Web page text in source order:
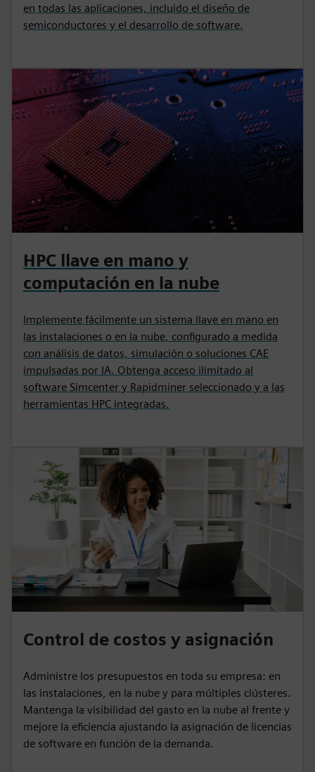
en todas las aplicaciones, incluido el diseño de
semiconductores y el desarrollo de software.
HPC llave en mano y
computación en la nube
Implemente fácilmente un sistema llave en mano en
las instalaciones o en la nube, configurado a medida
con análisis de datos, simulación o soluciones CAE
impulsadas por IA. Obtenga acceso ilimitado al
software Simcenter y Rapidminer seleccionado y a las
herramientas HPC integradas.
Control de costos y asignación
Administre los presupuestos en toda su empresa: en
las instalaciones, en la nube y para múltiples clústeres.
Mantenga la visibilidad del gasto en la nube al frente y
mejore la eficiencia ajustando la asignación de licencias
de software en función de la demanda.